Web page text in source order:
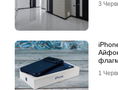
3
1